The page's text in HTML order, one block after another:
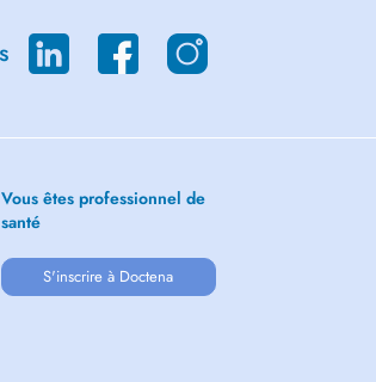
Vous êtes professionnel de
santé
S'inscrire à Doctena